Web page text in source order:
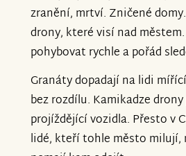
nebezpečí. rusové tam
dronů po rakety. Že tam
malý kousek lepší je i díky
zranění, mrtví. Zničené
drony, které visí nad
pohybovat rychle a pořád
Granáty dopadají na lidi
bez rozdílu. Kamikadze
projíždějící vozidla. Přesto v
lidé, kteří tohle město milují,